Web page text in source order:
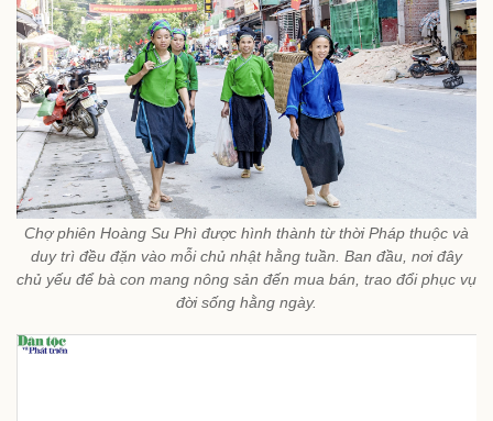
Chợ phiên Hoàng Su Phì được hình thành từ thời Pháp thuộc và
duy trì đều đặn vào mỗi chủ nhật hằng tuần. Ban đầu, nơi đây
chủ yếu để bà con mang nông sản đến mua bán, trao đổi phục vụ
đời sống hằng ngày.